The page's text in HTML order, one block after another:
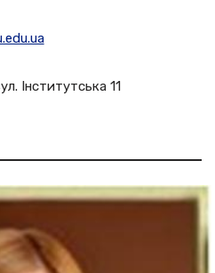
Інститутська 11